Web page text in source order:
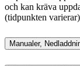
och kan kräva
(tidpunkten
Manualer,